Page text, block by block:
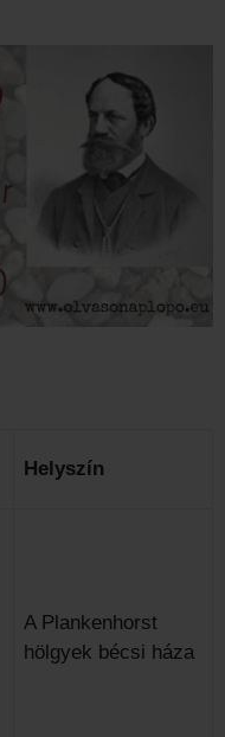
Helyszín
A Plankenhorst
hölgyek bécsi háza